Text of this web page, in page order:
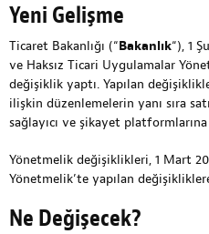
Yeni Gelişme
Ticaret Bakanlığı (“Bakanlık“), 1
ve Haksız Ticari Uygulamalar
değişiklik yaptı. Yapılan
ilişkin düzenlemelerin yanı sıra
sağlayıcı ve şikayet
Yönetmelik değişiklikleri, 1 Mart
Yönetmelik’te yapılan
Ne Değişecek?